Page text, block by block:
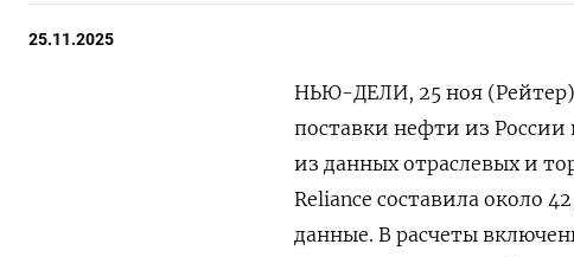
25.11.2025
НЬЮ-ДЕЛИ, 25 ноя (Рейтер)
поставки нефти из России
из данных отраслевых и
Reliance составила около
данные. В расчеты